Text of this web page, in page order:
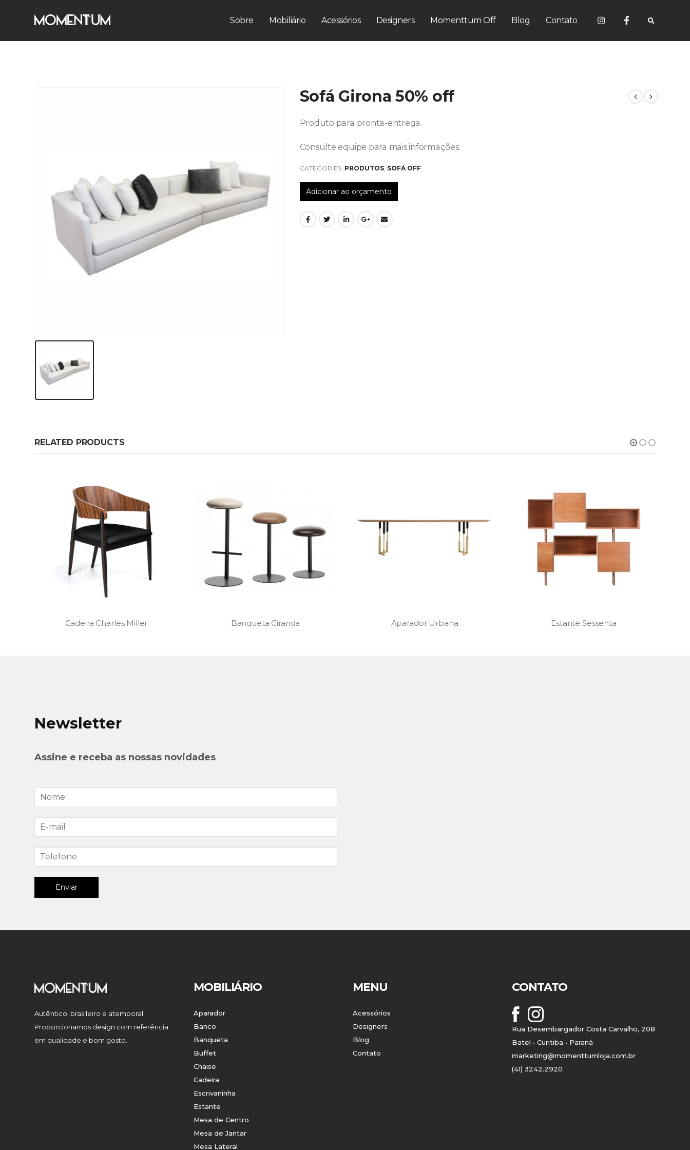
Sobre Mobiliário Acessórios Designers Momenttum Off Blog Contato
Sofá Girona 50% off
Produto para pronta-entrega.
Consulte equipe para mais informações.
CATEGORIES: PRODUTOS, SOFÁ OFF
Adicionar ao orçamento
RELATED PRODUCTS
Banqueta Ciranda Aparador Urbana Estante Sessenta Chaise Copacabana
Newsletter
Assine e receba as nossas novidades
Enviar
Autêntico, brasileiro e atemporal.
Proporcionamos design com referência
em qualidade e bom gosto.
MOBILIÁRIO
Aparador
Banco
Banqueta
Buffet
Chaise
Cadeira
Escrivaninha
Estante
Mesa de Centro
Mesa de Jantar
Mesa Lateral
MENU
Acessórios
Designers
Blog
Contato
CONTATO
Rua Desembargador Costa Carvalho, 208
Batel • Curitiba • Paraná
marketing@momenttumloja.com.br
(41) 3242.2920